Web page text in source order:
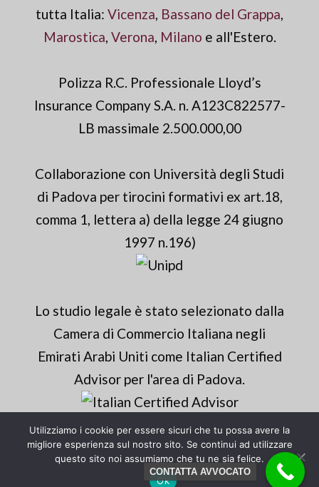
tutta Italia: Vicenza, Bassano del Grappa,
Marostica, Verona, Milano e all'Estero.
Polizza R.C. Professionale Lloyd’s
Insurance Company S.A. n. A123C822577-
LB massimale 2.500.000,00
Collaborazione con Università degli Studi
di Padova per tirocini formativi ex art.18,
comma 1, lettera a) della legge 24 giugno
1997 n.196)
Lo studio legale è stato selezionato dalla
Camera di Commercio Italiana negli
Emirati Arabi Uniti come Italian Certified
Advisor per l'area di Padova.
Website by Mamagari.it
CONTATTA AVVOCATO
Utilizziamo i cookie per essere sicuri che tu possa avere la
migliore esperienza sul nostro sito. Se continui ad utilizzare
questo sito noi assumiamo che tu ne sia felice.
Ok